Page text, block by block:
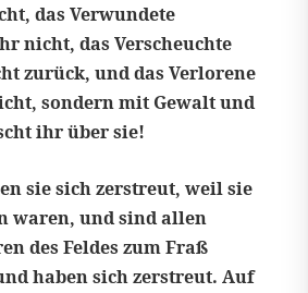
das Verwundete
nicht, das Verscheuchte
zurück, und das Verlorene
sondern mit Gewalt und
ihr über sie!
sie sich zerstreut, weil sie
waren, und sind allen
des Feldes zum Fraß
haben sich zerstreut. Auf